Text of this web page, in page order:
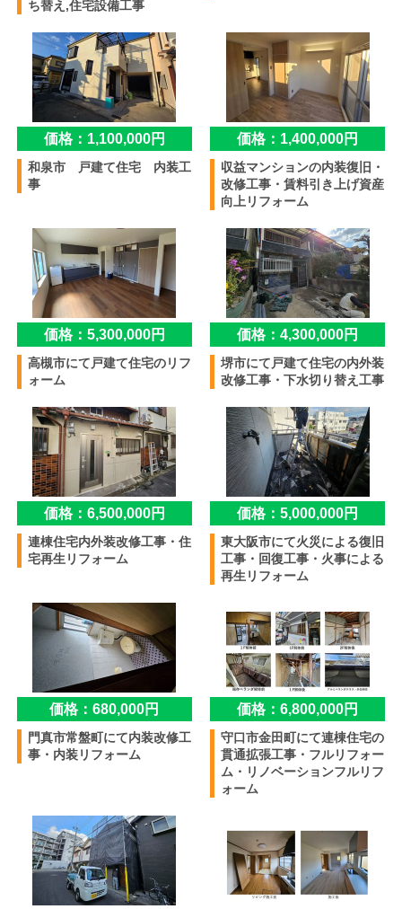
ち替え,住宅設備工事
価格：1,100,000円
和泉市 戸建て住宅 内装工
事
価格：1,400,000円
収益マンションの内装復旧・
改修工事・賃料引き上げ資産
向上リフォーム
価格：5,300,000円
高槻市にて戸建て住宅のリフ
ォーム
価格：4,300,000円
堺市にて戸建て住宅の内外装
改修工事・下水切り替え工事
価格：6,500,000円
連棟住宅内外装改修工事・住
宅再生リフォーム
価格：5,000,000円
東大阪市にて火災による復旧
工事・回復工事・火事による
再生リフォーム
価格：680,000円
門真市常盤町にて内装改修工
事・内装リフォーム
価格：6,800,000円
守口市金田町にて連棟住宅の
貫通拡張工事・フルリフォー
ム・リノベーションフルリフ
ォーム